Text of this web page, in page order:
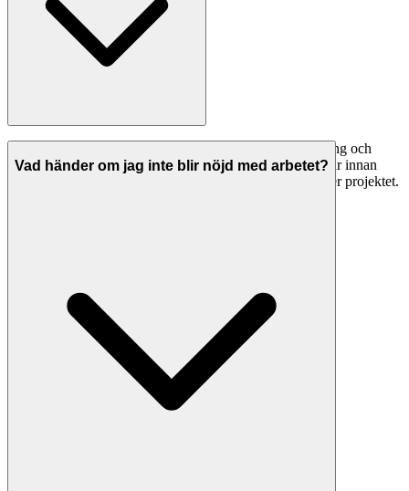
Seriösa byggfirmor i Jönköping har både ansvarsförsäkring och
allriskförsäkring. Be alltid om bevis på giltiga försäkringar innan
arbetet påbörjas. Detta skyddar dig om något går fel under projektet.
Vad händer om jag inte blir nöjd med arbetet?